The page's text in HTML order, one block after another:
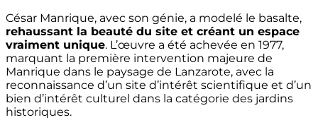
César Manrique, avec son génie, a modelé le basalte,
rehaussant la beauté du site et créant un espace
vraiment unique. L’œuvre a été achevée en 1977,
marquant la première intervention majeure de
Manrique dans le paysage de Lanzarote, avec la
reconnaissance d’un site d’intérêt scientifique et d’un
bien d’intérêt culturel dans la catégorie des jardins
historiques.